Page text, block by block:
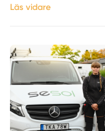
Läs vidare